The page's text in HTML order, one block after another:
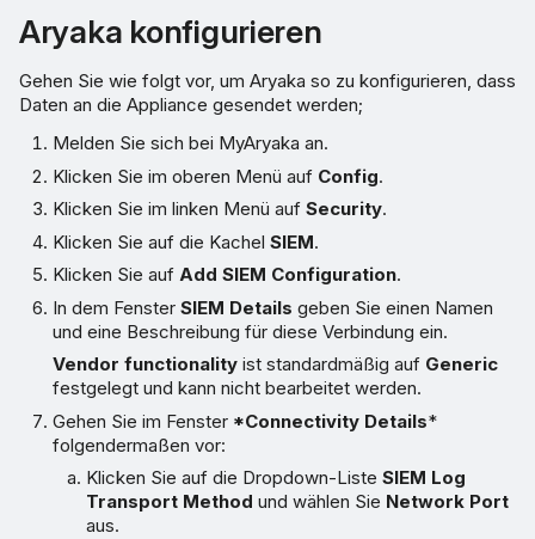
Aryaka konfigurieren
Gehen Sie wie folgt vor, um Aryaka so zu konfigurieren, dass
Daten an die Appliance gesendet werden;
Melden Sie sich bei MyAryaka an.
Klicken Sie im oberen Menü auf Config.
Klicken Sie im linken Menü aufSecurity.
Klicken Sie auf die KachelSIEM.
Klicken Sie aufAdd SIEM Configuration.
In dem FensterSIEM Details geben Sie einen Namen
und eine Beschreibung für diese Verbindung ein.
Vendor functionality ist standardmäßig auf Generic
festgelegt und kann nicht bearbeitet werden.
Gehen Sie im Fenster *Connectivity Details*
folgendermaßen vor:
Klicken Sie auf die Dropdown-ListeSIEM Log
Transport Method und wählen Sie Network Port
aus.